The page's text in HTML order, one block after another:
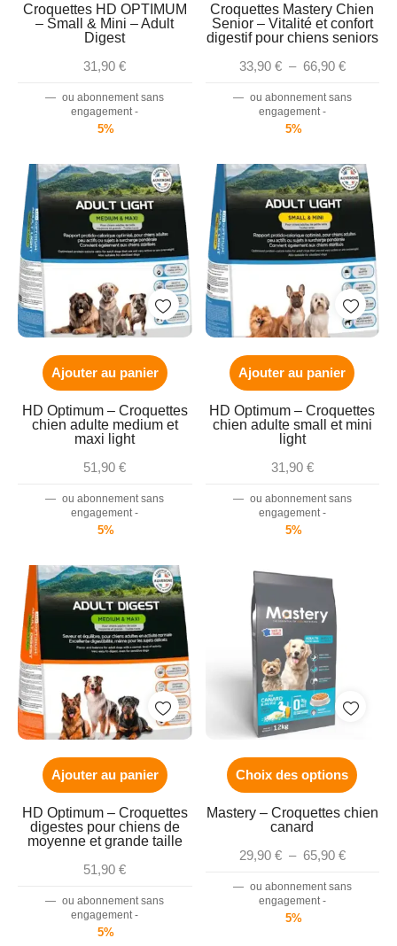
Croquettes HD OPTIMUM
– Small & Mini – Adult
Digest
31,90€
— ou abonnement sans
engagement -
5%
Croquettes Mastery Chien
Senior – Vitalité et confort
digestif pour chiens seniors
33,90 € – 66,90 €
— ou abonnement sans
engagement -
5%
Ajouter au panier
HD Optimum – Croquettes
chien adulte medium et
maxi light
51,90€
— ou abonnement sans
engagement -
5%
Ajouter au panier
HD Optimum – Croquettes
chien adulte small et mini
light
31,90 €
— ou abonnement sans
engagement -
5%
Ajouter au panier
HD Optimum – Croquettes
digestes pour chiens de
moyenne et grande taille
51,90€
— ou abonnement sans
engagement -
5%
Choix des options
Mastery – Croquettes chien
canard
29,90 € – 65,90 €
— ou abonnement sans
engagement -
5%